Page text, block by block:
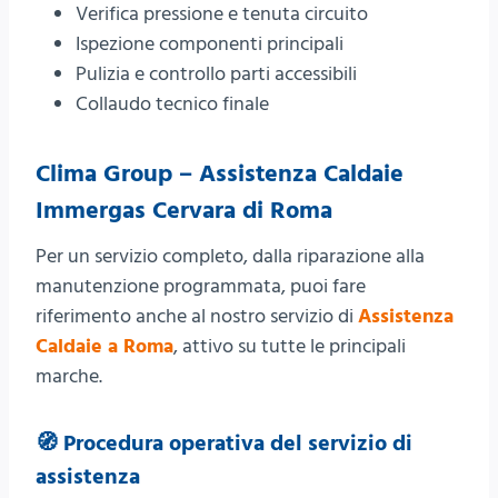
Verifica pressione e tenuta circuito
Ispezione componenti principali
Pulizia e controllo parti accessibili
Collaudo tecnico finale
Clima Group – Assistenza Caldaie
Immergas Cervara di Roma
Per un servizio completo, dalla riparazione alla
manutenzione programmata, puoi fare
riferimento anche al nostro servizio di Assistenza
Caldaie a Roma, attivo su tutte le principali
marche.
🧭 Procedura operativa del servizio di
assistenza